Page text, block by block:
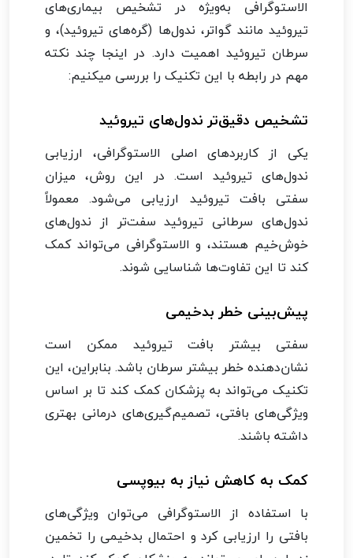
الاستوگرافی به‌ویژه در تشخیص بیماری‌های
تیروئید مانند گواتر، ندول‌ها (گره‌های تیروئید)، و
سرطان تیروئید اهمیت دارد. در اینجا چند نکته
مهم در رابطه با این تکنیک را بررسی میکنیم:
تشخیص دقیق‌تر ندول‌های تیروئید
یکی از کاربردهای اصلی الاستوگرافی، ارزیابی
ندول‌های تیروئید است. در این روش، میزان
سفتی بافت تیروئید ارزیابی می‌شود. معمولاً
ندول‌های سرطانی تیروئید سفت‌تر از ندول‌های
خوش‌خیم هستند، و الاستوگرافی می‌تواند کمک
کند تا این تفاوت‌ها شناسایی شوند.
پیش‌بینی خطر بدخیمی
سفتی بیشتر بافت تیروئید ممکن است
نشان‌دهنده خطر بیشتر سرطان باشد. بنابراین، این
تکنیک می‌تواند به پزشکان کمک کند تا بر اساس
ویژگی‌های بافتی، تصمیم‌گیری‌های درمانی بهتری
داشته باشند.
کمک به کاهش نیاز به بیوپسی
با استفاده از الاستوگرافی می‌توان ویژگی‌های
بافتی را ارزیابی کرد و احتمال بدخیمی را تخمین